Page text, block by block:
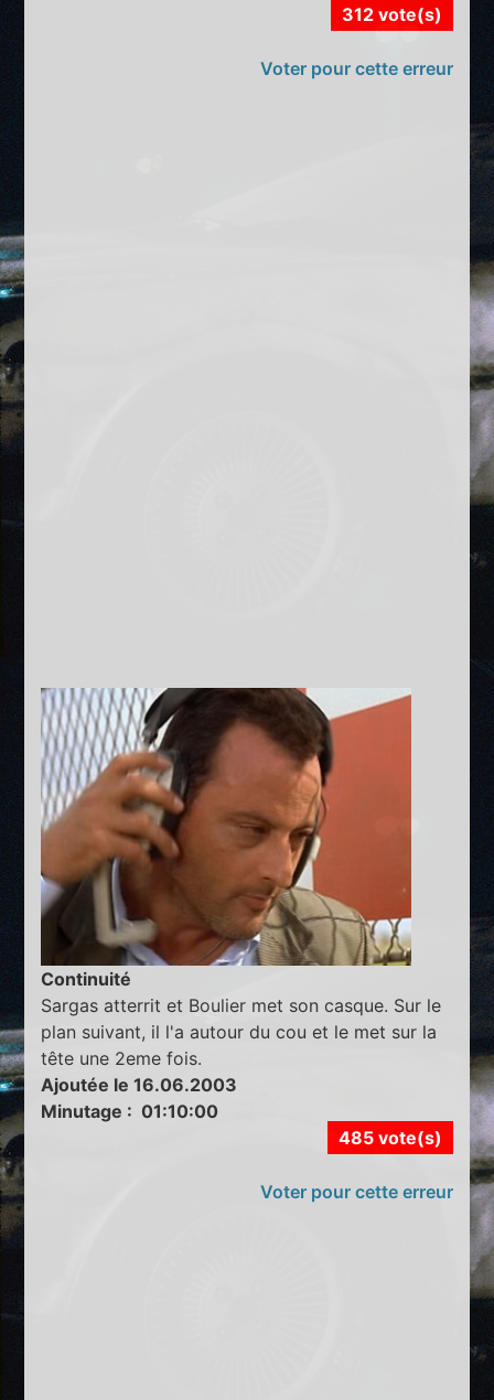
312 vote(s)
Voter pour cette erreur
Continuité
Sargas atterrit et Boulier met son casque. Sur le
plan suivant, il l'a autour du cou et le met sur la
tête une 2eme fois.
Ajoutée le 16.06.2003
Minutage : 01:10:00
485 vote(s)
Voter pour cette erreur